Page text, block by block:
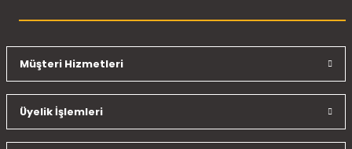
konularda yetersiz gördüğünüz noktaları öneri formunu
Ürün resmi kalitesiz, bozuk veya görüntülenemiyor.
Ürün açıklamasında eksik bilgiler bulunuyor.
Müşteri Hizmetleri
Üyelik İşlemleri